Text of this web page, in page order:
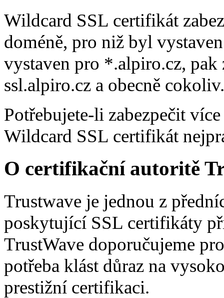
Wildcard SSL certifikát
doméně, pro niž byl
vystaven pro *.alpiro.cz,
ssl.alpiro.cz a obecně
Potřebujete-li zabezpečit
Wildcard SSL certifikát
O certifikační autoritě
Trustwave je jednou z
poskytující SSL certifikáty
TrustWave doporučujeme
potřeba klást důraz na
prestižní certifikaci.